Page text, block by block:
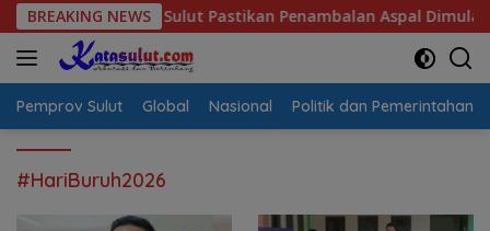
Langsung
ke
konten
BREAKING NEWS
BPJN Sulut Pastikan Penambalan Aspal Dimulai Malam
Pemprov Sulut Global Nasional Politik dan Pemerintahan
#HariBuruh2026